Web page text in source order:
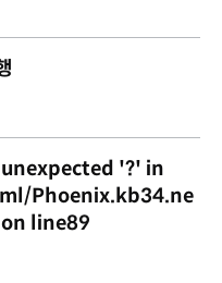
'?' in
Phoenix.kb34.ne
line89